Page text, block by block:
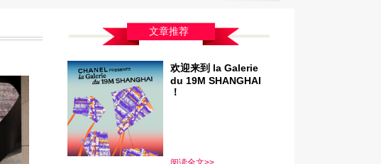
文章推荐
欢迎来到 la Galerie
du 19M SHANGHAI
！